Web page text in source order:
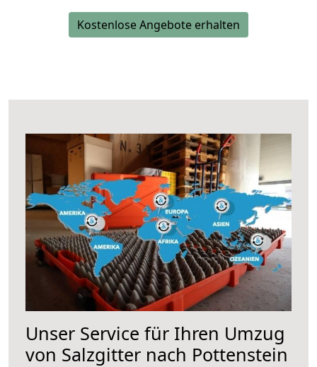
Kostenlose Angebote erhalten
Unser Service für Ihren Umzug
von Salzgitter nach Pottenstein